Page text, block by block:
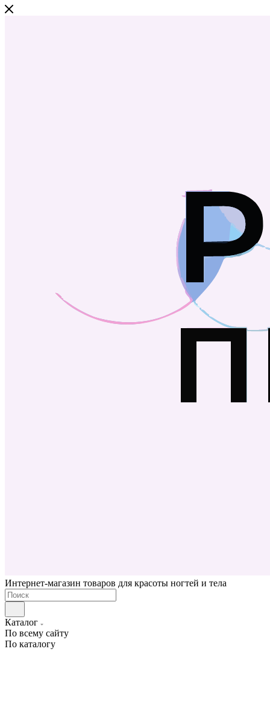
Интернет-магазин товаров для красоты ногтей и тела
Каталог
По всему сайту
По каталогу